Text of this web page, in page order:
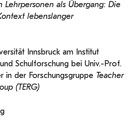
Lehrpersonen als Übergang: Die
lebenslanger
Innsbruck am Institut
Schulforschung bei Univ.-Prof.
in der Forschungsgruppe Teacher
(TERG)